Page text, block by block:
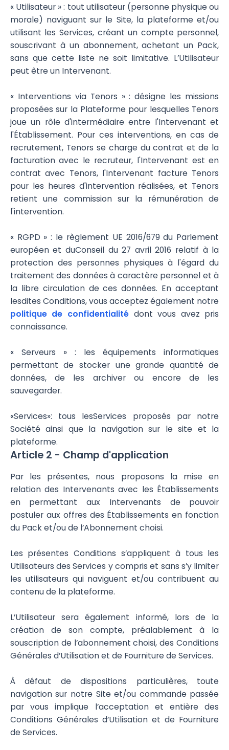
« Utilisateur » : tout utilisateur (personne physique ou
morale) naviguant sur le Site, la plateforme et/ou
utilisant les Services, créant un compte personnel,
souscrivant à un abonnement, achetant un Pack,
sans que cette liste ne soit limitative. L’Utilisateur
peut être un Intervenant.
« Interventions via Tenors » : désigne les missions
proposées sur la Plateforme pour lesquelles Tenors
joue un rôle d'intermédiaire entre l'Intervenant et
l'Établissement. Pour ces interventions, en cas de
recrutement, Tenors se charge du contrat et de la
facturation avec le recruteur, l'Intervenant est en
contrat avec Tenors, l'Intervenant facture Tenors
pour les heures d'intervention réalisées, et Tenors
retient une commission sur la rémunération de
l'intervention.
« RGPD » : le règlement UE 2016/679 du Parlement
européen et duConseil du 27 avril 2016 relatif à la
protection des personnes physiques à l'égard du
traitement des données à caractère personnel et à
la libre circulation de ces données. En acceptant
lesdites Conditions, vous acceptez également notre
politique de confidentialitédont vous avez pris
connaissance.
« Serveurs » : les équipements informatiques
permettant de stocker une grande quantité de
données, de les archiver ou encore de les
sauvegarder.
«Services»: tous lesServices proposés par notre
Société ainsi que la navigation sur le site et la
plateforme.
Article 2 - Champ d'application
Par les présentes, nous proposons la mise en
relation des Intervenants avec les Établissements
en permettant aux Intervenants de pouvoir
postuler aux offres des Établissements en fonction
du Pack et/ou de l’Abonnement choisi.
Les présentes Conditions s’appliquent à tous les
Utilisateurs des Services y compris et sans s’y limiter
les utilisateurs qui naviguent et/ou contribuent au
contenu de la plateforme.
L’Utilisateur sera également informé, lors de la
création de son compte, préalablement à la
souscription de l’abonnement choisi, des Conditions
Générales d’Utilisation et de Fourniture de Services.
À défaut de dispositions particulières, toute
navigation sur notre Site et/ou commande passée
par vous implique l’acceptation et entière des
Conditions Générales d’Utilisation et de Fourniture
de Services.